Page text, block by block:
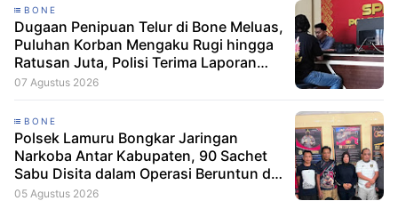
BONE
Dugaan Penipuan Telur di Bone Meluas,
Puluhan Korban Mengaku Rugi hingga
Ratusan Juta, Polisi Terima Laporan
Resmi
07 Agustus 2026
BONE
Polsek Lamuru Bongkar Jaringan
Narkoba Antar Kabupaten, 90 Sachet
Sabu Disita dalam Operasi Beruntun di
Bone dan Soppeng
05 Agustus 2026